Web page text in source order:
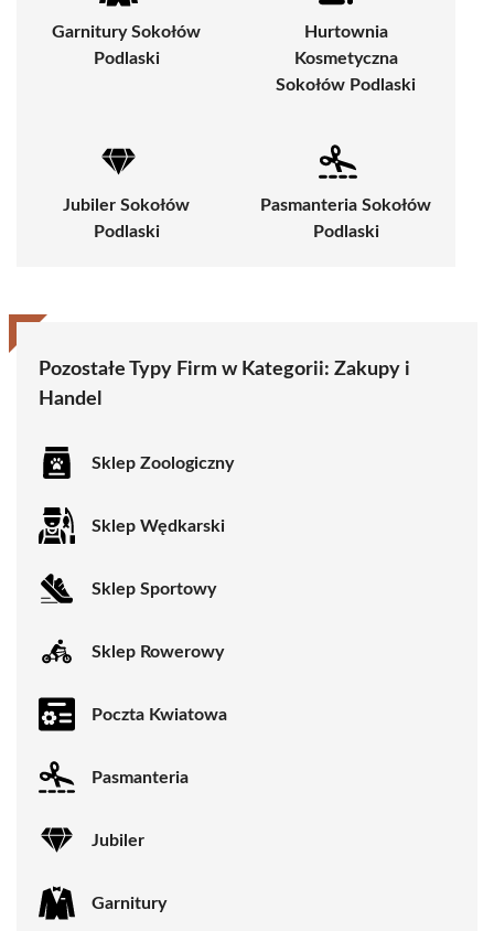
Garnitury Sokołów
Podlaski
Hurtownia
Kosmetyczna
Sokołów Podlaski
Jubiler Sokołów
Podlaski
Pasmanteria Sokołów
Podlaski
Pozostałe Typy Firm w Kategorii: Zakupy i
Handel
Sklep Zoologiczny
Sklep Wędkarski
Sklep Sportowy
Sklep Rowerowy
Poczta Kwiatowa
Pasmanteria
Jubiler
Garnitury